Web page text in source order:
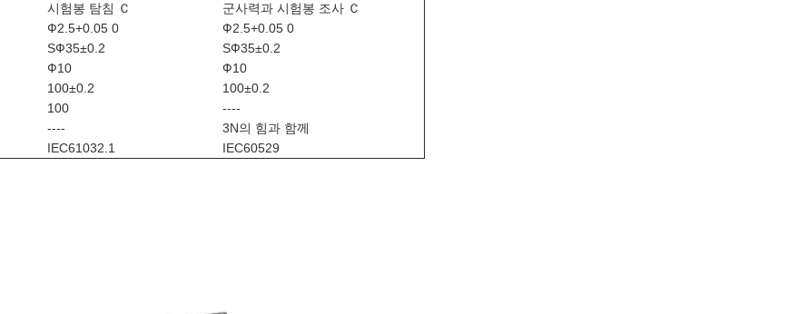
시험봉 탐침 Ｃ
군사력과 시험봉 조사 Ｃ
Ф2.5+0.05 0
Ф2.5+0.05 0
SФ35±0.2
SФ35±0.2
Ф10
Ф10
100±0.2
100±0.2
100
----
----
3N의 힘과 함께
IEC61032.1 IEC60529